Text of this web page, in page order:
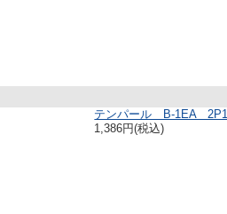
テンパール B-1EA
1,386円(税込)